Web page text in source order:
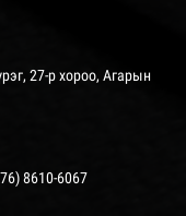
27-р хороо, Агарын
8610-6067